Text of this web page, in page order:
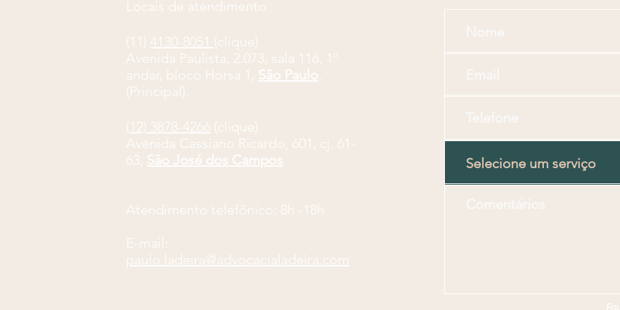
Locais de atendimento :
(11) 4130-8051 (clique)
​Avenida Paulista, 2.073, sala 116, 1º
andar, bloco Horsa 1, São Paulo.
(Principal).
(12) 3878-4266 (clique)
Avenida Cassiano Ricardo, 601, cj. 61-
63, São José dos Campos.
Atendimento telefônico: 8h -18h
E-mail:
paulo.ladeira@advocacialadeira.com